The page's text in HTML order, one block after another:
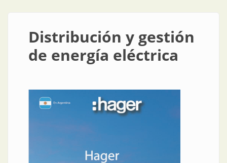
Distribución y gestión
de energía eléctrica